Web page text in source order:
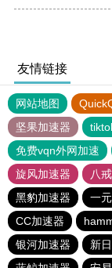
友情链接
网站地图
坚果加速器
免费vqn外网加速
旋风加速器
八
黑豹加速器
一
CC加速器
银河加速器
新